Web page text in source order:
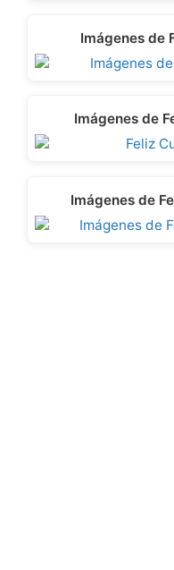
Imágenes de
Imágenes de
Imágenes de